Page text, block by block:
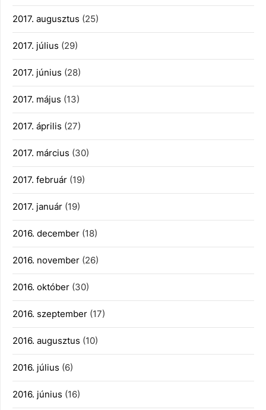
2017. augusztus (25)
2017. július (29)
2017. június (28)
2017. május (13)
2017. április (27)
2017. március (30)
2017. február (19)
2017. január (19)
2016. december (18)
2016. november (26)
2016. október (30)
2016. szeptember (17)
2016. augusztus (10)
2016. július (6)
2016. június (16)